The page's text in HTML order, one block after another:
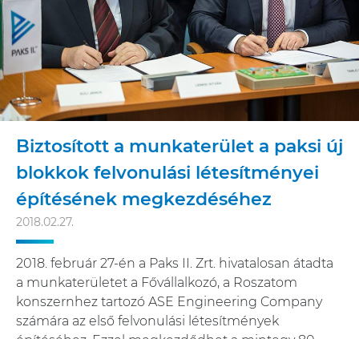
Biztosított a munkaterület a paksi új
blokkok felvonulási létesítményei
építésének megkezdéséhez
2018.02.27.
2018. február 27-én a Paks II. Zrt. hivatalosan átadta
a munkaterületet a Fővállalkozó, a Roszatom
konszernhez tartozó ASE Engineering Company
számára az első felvonulási létesítmények